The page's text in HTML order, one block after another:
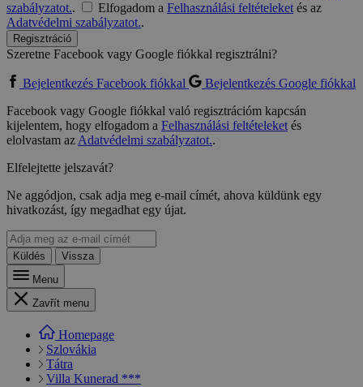
szabályzatot.. Elfogadom a Felhasználási feltételeketés az
Adatvédelmi szabályzatot..
Regisztráció
Szeretne Facebook vagy Google fiókkal regisztrálni?
Bejelentkezés Facebook fiókkal
Bejelentkezés Google fiókkal
Facebook vagy Google fiókkal való regisztrációm kapcsán
kijelentem, hogy elfogadom a Felhasználási feltételeketés
elolvastam azAdatvédelmi szabályzatot..
Elfelejtette jelszavát?
Ne aggódjon, csak adja meg e-mail címét, ahova küldünk egy
hivatkozást, így megadhat egy újat.
Küldés
Vissza
Menu
Zavřít menu
Homepage
Szlovákia
Tátra
Villa Kunerad ***